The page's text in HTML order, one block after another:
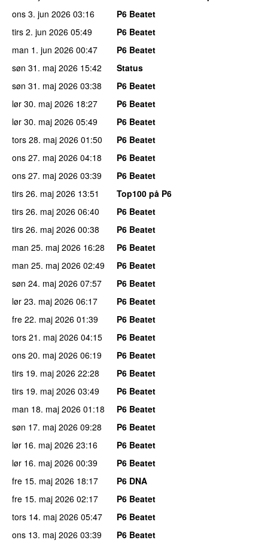
ons 3. jun 2026 03:16
P6 Beatet
tirs 2. jun 2026 05:49
P6 Beatet
man 1. jun 2026 00:47
P6 Beatet
søn 31. maj 2026 15:42
Status
søn 31. maj 2026 03:38
P6 Beatet
lør 30. maj 2026 18:27
P6 Beatet
lør 30. maj 2026 05:49
P6 Beatet
tors 28. maj 2026 01:50
P6 Beatet
ons 27. maj 2026 04:18
P6 Beatet
ons 27. maj 2026 03:39
P6 Beatet
tirs 26. maj 2026 13:51
Top100 på P6
tirs 26. maj 2026 06:40
P6 Beatet
tirs 26. maj 2026 00:38
P6 Beatet
man 25. maj 2026 16:28
P6 Beatet
man 25. maj 2026 02:49
P6 Beatet
søn 24. maj 2026 07:57
P6 Beatet
lør 23. maj 2026 06:17
P6 Beatet
fre 22. maj 2026 01:39
P6 Beatet
tors 21. maj 2026 04:15
P6 Beatet
ons 20. maj 2026 06:19
P6 Beatet
tirs 19. maj 2026 22:28
P6 Beatet
tirs 19. maj 2026 03:49
P6 Beatet
man 18. maj 2026 01:18
P6 Beatet
søn 17. maj 2026 09:28
P6 Beatet
lør 16. maj 2026 23:16
P6 Beatet
lør 16. maj 2026 00:39
P6 Beatet
fre 15. maj 2026 18:17
P6 DNA
fre 15. maj 2026 02:17
P6 Beatet
tors 14. maj 2026 05:47
P6 Beatet
ons 13. maj 2026 03:39
P6 Beatet